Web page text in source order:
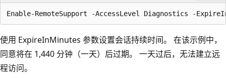
使用 ExpireInMinutes 参数设置会话持续时间。 在该示例中，
同意将在 1,440 分钟（一天）后过期。 一天过后，无法建立远
程访问。